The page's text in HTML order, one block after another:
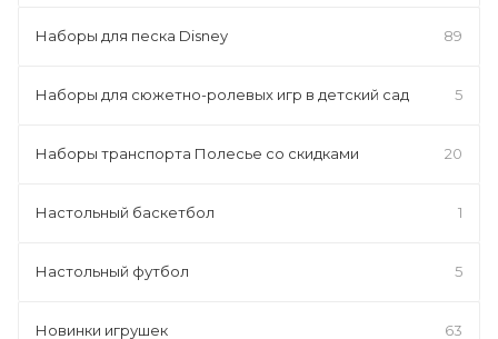
Наборы для песка Disney 89
Наборы для сюжетно-ролевых игр в детский сад 5
Наборы транспорта Полесье со скидками 20
Настольный баскетбол 1
Настольный футбол 5
Новинки игрушек 63